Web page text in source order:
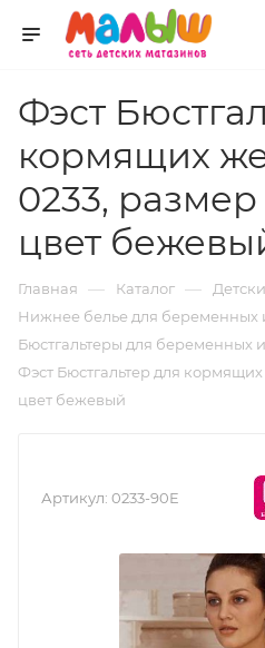
Фэст
кормящих
0233, размер
цвет
Главная — Каталог —
Нижнее белье для беременных
Бюстгальтеры для беременных
Фэст Бюстгальтер для
цвет бежевый
Артикул: 0233-90E